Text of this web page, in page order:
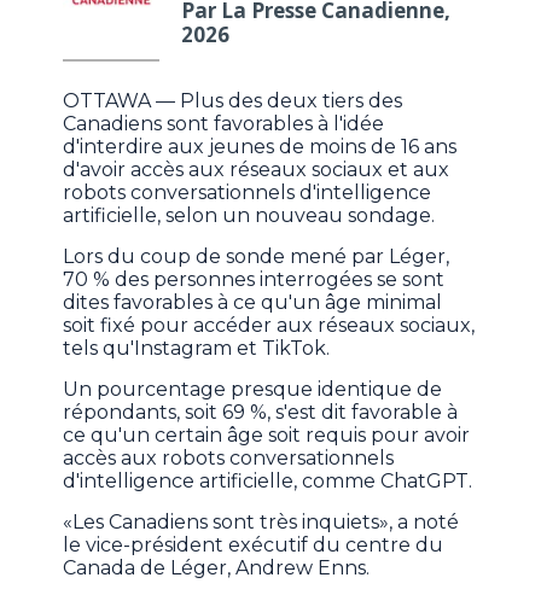
Par La Presse Canadienne,
2026
OTTAWA — Plus des deux tiers des
Canadiens sont favorables à l'idée
d'interdire aux jeunes de moins de 16 ans
d'avoir accès aux réseaux sociaux et aux
robots conversationnels d'intelligence
artificielle, selon un nouveau sondage.
Lors du coup de sonde mené par Léger,
70 % des personnes interrogées se sont
dites favorables à ce qu'un âge minimal
soit fixé pour accéder aux réseaux sociaux,
tels qu'Instagram et TikTok.
Un pourcentage presque identique de
répondants, soit 69 %, s'est dit favorable à
ce qu'un certain âge soit requis pour avoir
accès aux robots conversationnels
d'intelligence artificielle, comme ChatGPT.
«Les Canadiens sont très inquiets», a noté
le vice-président exécutif du centre du
Canada de Léger, Andrew Enns.